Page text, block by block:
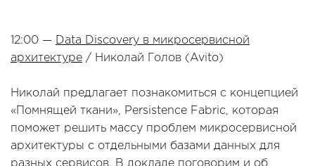
12:00 — Data Discovery в микросервисной
архитектуре / Николай Голов (Avito)
Николай предлагает познакомиться с концепцией
«Помнящей ткани», Persistence Fabric, которая
поможет решить массу проблем микросервисной
архитектуры с отдельными базами данных для
разных сервисов. В докладе поговорим и об